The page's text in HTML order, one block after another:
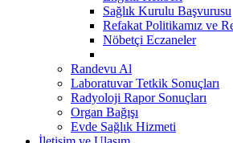
Sağlık Kurulu Başvurusu
Refakat Politikamız ve
Nöbetçi Eczaneler
Randevu Al
Laboratuvar Tetkik Sonuçları
Radyoloji Rapor Sonuçları
Organ Bağışı
Evde Sağlık Hizmeti